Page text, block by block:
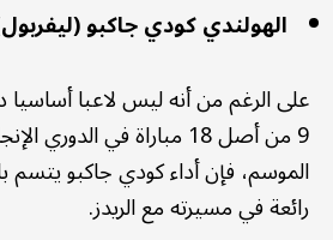
الهولندي كودي جاكبو (ليفربول): 42 مليون
على الرغم من أنه ليس لاعبا
9 من أصل 18 مباراة في
الموسم، فإن أداء كودي جاكبو يتسم
رائعة في مسيرته مع الريدز.